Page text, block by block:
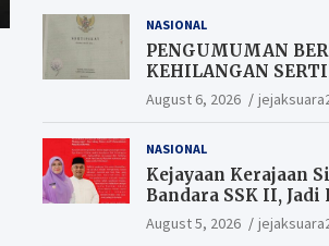
NASIONAL
PENGUMUMAN
KEHILANGAN
MILIK (SHM).
August 6, 2026
NASIONAL
Kejayaan Kerajaan
Bandara SSK II, Jadi
Gerbang Riau
August 5, 2026